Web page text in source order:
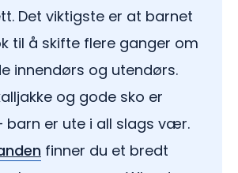
Det viktigste er at barnet
til å skifte flere ganger om
innendørs og utendørs.
og gode sko er
barn er ute i all slags vær.
finner du et bredt